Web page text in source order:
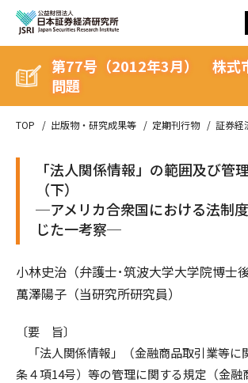
TOP 出版物・研究成果等 定期刊行物 証券経
第77号（2012年3月） 株式
問題
「法人関係情報」の範囲及び管
（下）
─アメリカ合衆国における法制
じた一考察─
小林史治（弁護士･筑波大学大学院博士後
萬澤陽子（当研究所研究員）
〔要 旨〕
「法人関係情報」（金融商品取引業等に
条４項14号）等の管理に関する規定（金融